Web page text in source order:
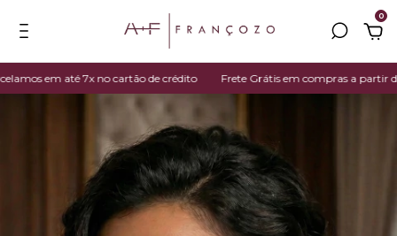
0
em até 7x no cartão de crédito Frete Grátis em compras a partir de